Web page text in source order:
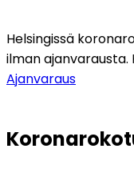
Helsingissä
ilman ajanvarausta.
Ajanvaraus